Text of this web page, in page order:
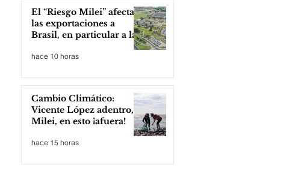
El “Riesgo Milei” afecta
las exportaciones a
Brasil, en particular a la
industria automotriz de
la provincia
hace 10 horas
Cambio Climático:
Vicente López adentro,
Milei, en esto ¡afuera!
hace 15 horas